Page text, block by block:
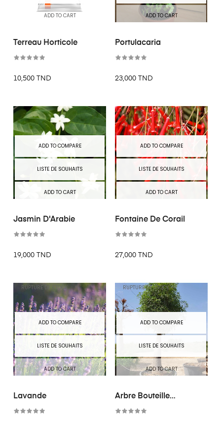
ADD TO CART
Terreau Horticole
10,500 TND
ADD TO CART
Portulacaria
23,000 TND
ADD TO COMPARE
LISTE DE SOUHAITS
ADD TO CART
Jasmin D'Arabie
19,000 TND
ADD TO COMPARE
LISTE DE SOUHAITS
ADD TO CART
Fontaine De Corail
27,000 TND
RUPTURE DE STOCK
ADD TO COMPARE
LISTE DE SOUHAITS
ADD TO CART
Lavande
RUPTURE DE STOCK
ADD TO COMPARE
LISTE DE SOUHAITS
ADD TO CART
Arbre Bouteille